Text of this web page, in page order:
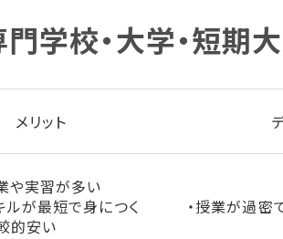
学校・大学・短期
メリット
や実習が多い
ルが最短で身につく
的安い
・授業が過密